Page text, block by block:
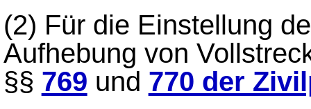
(2) Für die Einstellung
Aufhebung von
§§ 769 und 770 der